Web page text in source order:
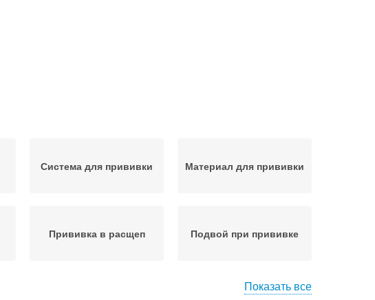
Система для прививки Материал для прививки
Прививка в расщеп Подвой при прививке
Подвой перед
Показать все